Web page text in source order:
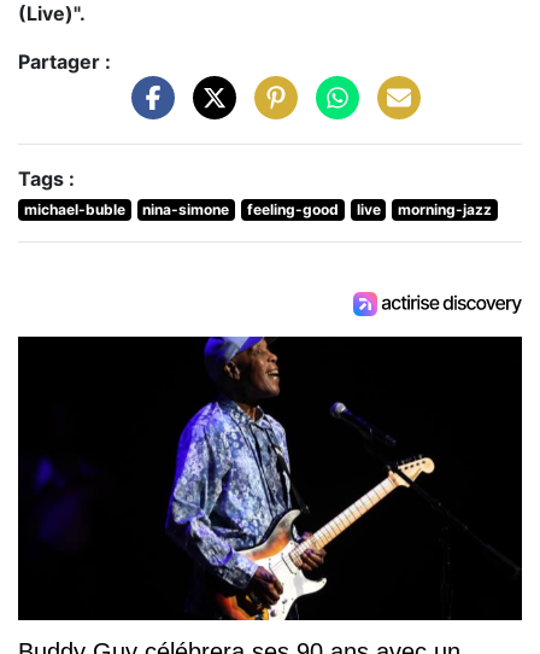
(Live)".
Partager :
Tags :
michael-buble nina-simone feeling-good live morning-jazz